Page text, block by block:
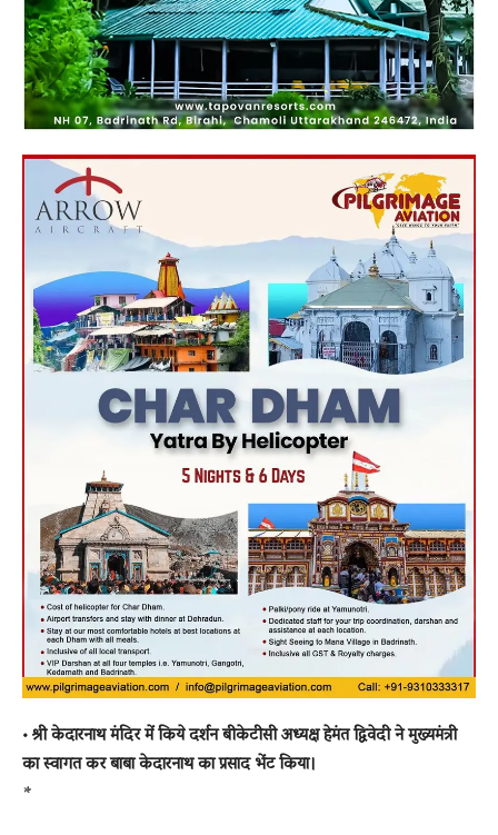
• श्री केदारनाथ मंदिर में किये दर्शन बीकेटीसी अध्यक्ष हेमंत द्विवेदी ने मुख्यमंत्री
का स्वागत कर बाबा केदारनाथ का प्रसाद भेंट किया।
*